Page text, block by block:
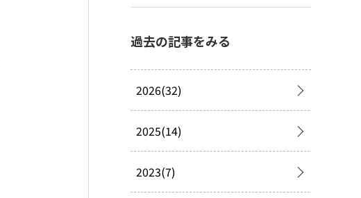
過去の記事をみる
2026(32)
2025(14)
2023(7)